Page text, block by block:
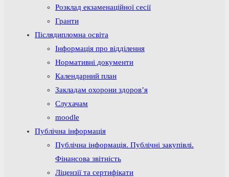
Розклад екзаменаційної сесії
Гранти
Післядипломна освіта
Інформація про відділення
Нормативні документи
Календарний план
Закладам охорони здоров’я
Слухачам
moodle
Публічна інформація
Публічна інформація. Публічні закупівлі.
Фінансова звітність
Ліцензії та сертифікати